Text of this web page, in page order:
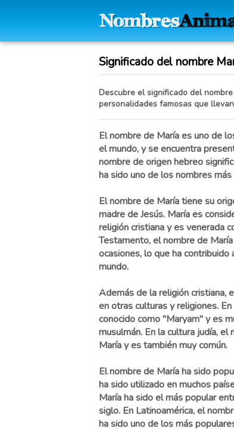
Significado del nombre
Descubre el significado del
personalidades famosas que
El nombre de María es uno de
el mundo, y se encuentra
nombre de origen hebreo
ha sido uno de los nombres
El nombre de María tiene su
madre de Jesús. María es
religión cristiana y es venerada
Testamento, el nombre de
ocasiones, lo que ha
mundo.
Además de la religión cristiana,
en otras culturas y religiones.
conocido como "Maryam" y es
musulmán. En la cultura judía,
María y es también muy común.
El nombre de María ha sido
ha sido utilizado en muchos
María ha sido el más popular
siglo. En Latinoamérica, el
ha sido uno de los más